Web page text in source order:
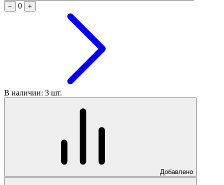
−
0 +
В наличии: 3 шт.
Добавлено